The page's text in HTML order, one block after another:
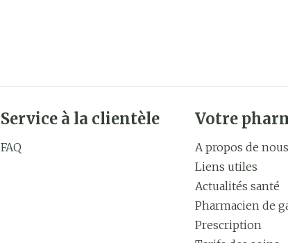
Service à la clientèle
FAQ
Votre
A propos de nous
Liens utiles
Actualités santé
Pharmacien de
Prescription